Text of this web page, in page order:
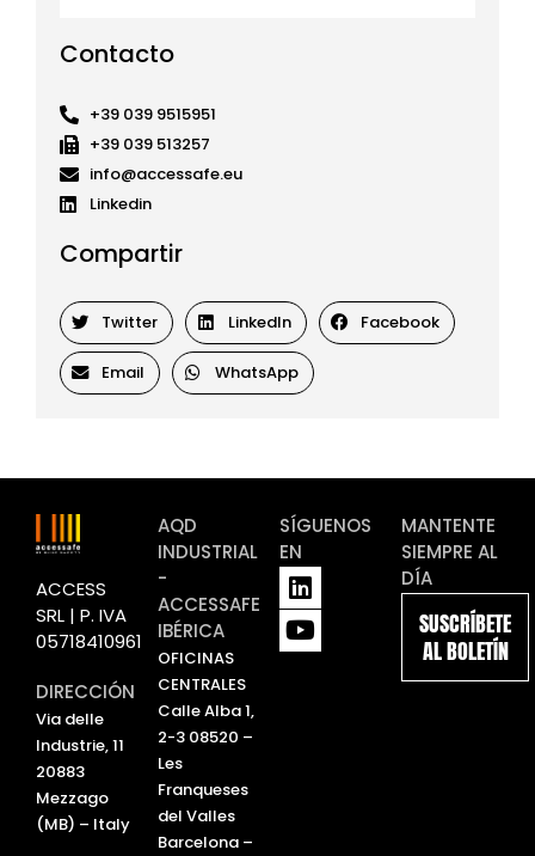
Contacto
+39 039 9515951
+39 039 513257
info@accessafe.eu
Linkedin
Compartir
Twitter LinkedIn Facebook
Email WhatsApp
ACCESS
SRL | P. IVA
05718410961
DIRECCIÓN
Via delle
Industrie, 11
20883
Mezzago
(MB) – Italy
AQD
INDUSTRIAL
-
ACCESSAFE
IBÉRICA
OFICINAS
CENTRALES
Calle Alba 1,
2-3 08520 –
Les
Franqueses
del Valles
Barcelona –
SÍGUENOS
EN
L
i
n
k
Y
o
u
t
MANTENTE
SIEMPRE AL
DÍA
SUSCRÍBETE
AL BOLETÍN